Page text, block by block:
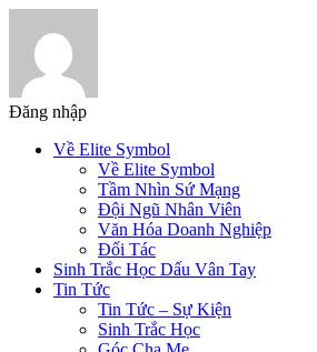
Đăng nhập
Về Elite Symbol
Về Elite Symbol
Tầm Nhìn Sứ Mạng
Đội Ngũ Nhân Viên
Văn Hóa Doanh Nghiệp
Đối Tác
Sinh Trắc Học Dấu Vân Tay
Tin Tức
Tin Tức – Sự Kiện
Sinh Trắc Học